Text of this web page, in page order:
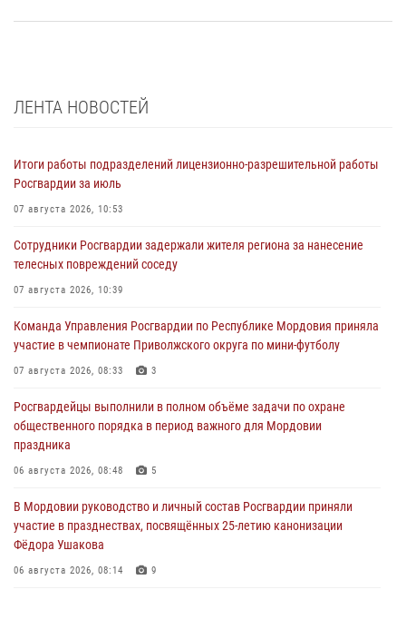
ЛЕНТА НОВОСТЕЙ
Итоги работы подразделений лицензионно-разрешительной работы
Росгвардии за июль
07 августа 2026, 10:53
Сотрудники Росгвардии задержали жителя региона за нанесение
телесных повреждений соседу
07 августа 2026, 10:39
Команда Управления Росгвардии по Республике Мордовия приняла
участие в чемпионате Приволжского округа по мини-футболу
07 августа 2026, 08:33 3
Росгвардейцы выполнили в полном объёме задачи по охране
общественного порядка в период важного для Мордовии
праздника
06 августа 2026, 08:48 5
В Мордовии руководство и личный состав Росгвардии приняли
участие в празднествах, посвящённых 25-летию канонизации
Фёдора Ушакова
06 августа 2026, 08:14 9